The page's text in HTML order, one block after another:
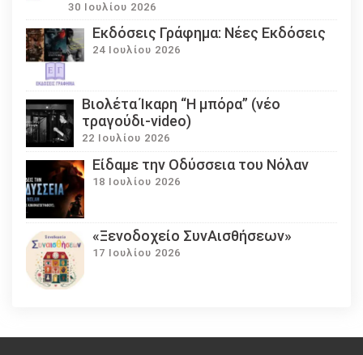
30 Ιουλίου 2026
Εκδόσεις Γράφημα: Νέες Εκδόσεις
24 Ιουλίου 2026
Βιολέτα Ίκαρη “Η μπόρα” (νέο
τραγούδι-video)
22 Ιουλίου 2026
Eίδαμε την Οδύσσεια του Νόλαν
18 Ιουλίου 2026
«Ξενοδοχείο ΣυνΑισθήσεων»
17 Ιουλίου 2026